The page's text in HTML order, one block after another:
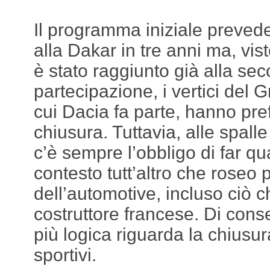
Il programma iniziale
alla Dakar in tre anni ma,
è stato raggiunto già alla
partecipazione, i vertici del
cui Dacia fa parte, hanno
chiusura. Tuttavia, alle
c’è sempre l’obbligo di far
contesto tutt’altro che roseo
dell’automotive, incluso ciò
costruttore francese. Di
più logica riguarda la
sportivi.